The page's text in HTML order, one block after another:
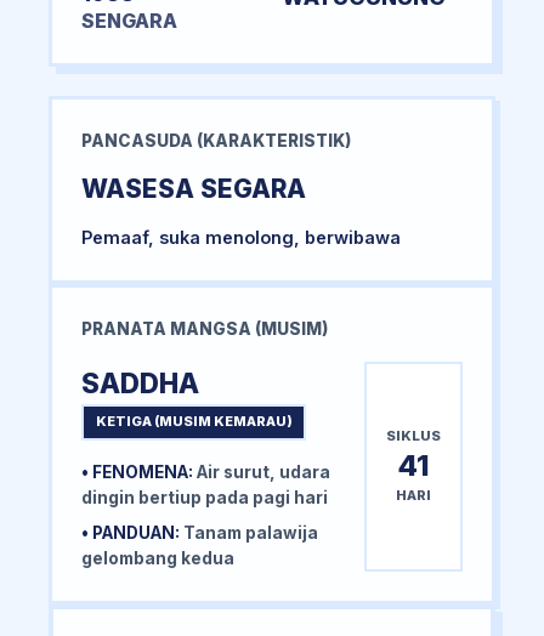
SENGARA
PANCASUDA (KARAKTERISTIK)
WASESA SEGARA
Pemaaf, suka menolong, berwibawa
PRANATA MANGSA (MUSIM)
SADDHA
KETIGA (MUSIM KEMARAU)
• FENOMENA: Air surut, udara
dingin bertiup pada pagi hari
• PANDUAN: Tanam palawija
gelombang kedua
SIKLUS
41
HARI